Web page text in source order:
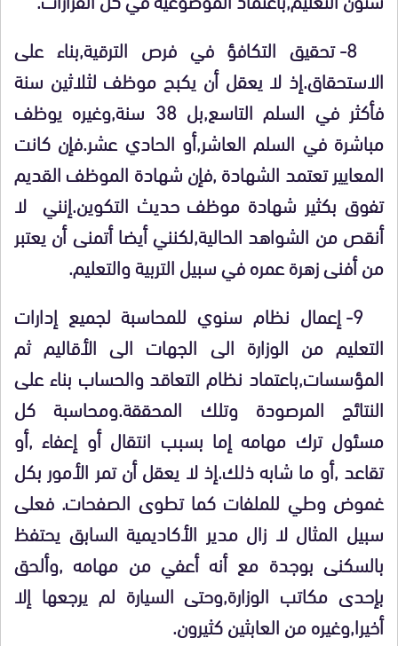
8- تحقيق التكافؤ في فرص الترقية,بناء على
الاستحقاق.إذ لا يعقل أن يكبح موظف لثلاثين سنة
فأكثر في السلم التاسع,بل 38 سنة,وغيره يوظف
مباشرة في السلم العاشر,أو الحادي عشر.فإن كانت
المعايير تعتمد الشهادة ,فإن شهادة الموظف القديم
تفوق بكثير شهادة موظف حديث التكوين.إنني لا
أنقص من الشواهد الحالية,لكنني أيضا أتمنى أن يعتبر
من أفنى زهرة عمره في سبيل التربية والتعليم.
9- إعمال نظام سنوي للمحاسبة لجميع إدارات
التعليم من الوزارة الى الجهات الى الأقاليم ثم
المؤسسات,باعتماد نظام التعاقد والحساب بناء على
النتائج المرصودة وتلك المحققة.ومحاسبة كل
مسئول ترك مهامه إما بسبب انتقال أو إعفاء ,أو
تقاعد ,أو ما شابه ذلك.إذ لا يعقل أن تمر الأمور بكل
غموض وطي للملفات كما تطوى الصفحات. فعلى
سبيل المثال لا زال مدير الأكاديمية السابق يحتفظ
بالسكنى بوجدة مع أنه أعفي من مهامه ,وألحق
بإحدى مكاتب الوزارة,وحتى السيارة لم يرجعها إلا
أخيرا,وغيره من العابثين كثيرون.